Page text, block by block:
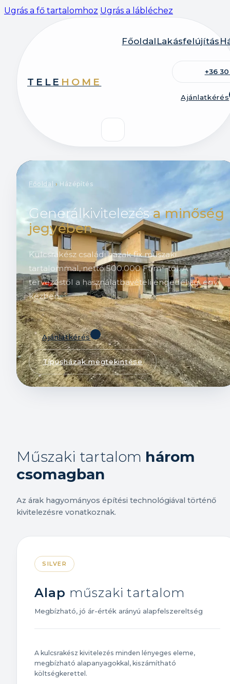
Ugrás a fő tartalomhoz Ugrás a lábléchez
TELE HOME
Főoldal Lakásfelújítás
+36
Ajánlatkérés
Főoldal › Házépítés
Generálkivitelezésa minőség
jegyében
Kulcsrakész családi házak fix műszaki
tartalommal, nettó 500.000 Ft/m²-től. A
tervezéstől a használatbavételi engedélyig, egy
kézben.
Ajánlatkérés
Típusházak megtekintése
Műszaki tartalom három
csomagban
Az árak hagyományos építési technológiával történő
kivitelezésre vonatkoznak.
SILVER
Alap műszaki tartalom
Megbízható, jó ár-érték arányú alapfelszereltség
A kulcsrakész kivitelezés minden lényeges eleme,
megbízható alapanyagokkal, kiszámítható
költségkerettel.